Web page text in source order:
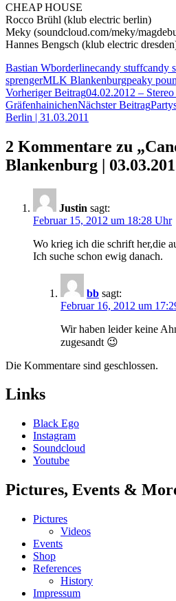
CHEAP HOUSE
Rocco Brühl (klub electric berlin)
Meky (soundcloud.com/meky/
Hannes Bengsch (klub electric
Bastian Wborderlinecandy stuffcandy
sprengerMLK Blankenburgpeaky
Beitragsnavigation
Vorheriger Beitrag04.02.2012 –
GräfenhainichenNächster Beitrag
Berlin | 31.03.2011
2 Kommentare zu
Blankenburg |
Justin sagt:
Februar 15, 2012 um 18:28 Uhr
Wo krieg ich die schrift her,die
Ich suche schon ewig danach.
bb sagt:
Februar 16, 2012 um
Wir haben leider keine
zugesandt 😉
Die Kommentare sind geschlossen.
Links
Black Ego
Instagram
Soundcloud
Youtube
Pictures, Events &
Pictures
Videos
Events
Shop
References
History
Impressum